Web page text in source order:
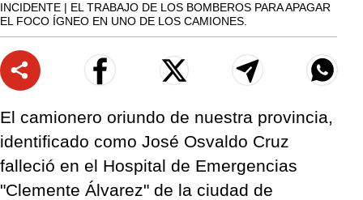
INCIDENTE | EL TRABAJO DE LOS BOMBEROS PARA APAGAR
EL FOCO ÍGNEO EN UNO DE LOS CAMIONES.
El camionero oriundo de nuestra provincia,
identificado como José Osvaldo Cruz
falleció en el Hospital de Emergencias
"Clemente Álvarez" de la ciudad de